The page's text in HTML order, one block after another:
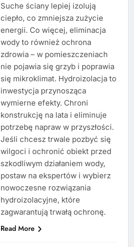
Suche ściany lepiej izolują
ciepło, co zmniejsza zużycie
energii. Co więcej, eliminacja
wody to również ochrona
zdrowia – w pomieszczeniach
nie pojawia się grzyb i poprawia
się mikroklimat. Hydroizolacja to
inwestycja przynosząca
wymierne efekty. Chroni
konstrukcję na lata i eliminuje
potrzebę napraw w przyszłości.
Jeśli chcesz trwale pozbyć się
wilgoci i ochronić obiekt przed
szkodliwym działaniem wody,
postaw na ekspertów i wybierz
nowoczesne rozwiązania
hydroizolacyjne, które
zagwarantują trwałą ochronę.
Read More